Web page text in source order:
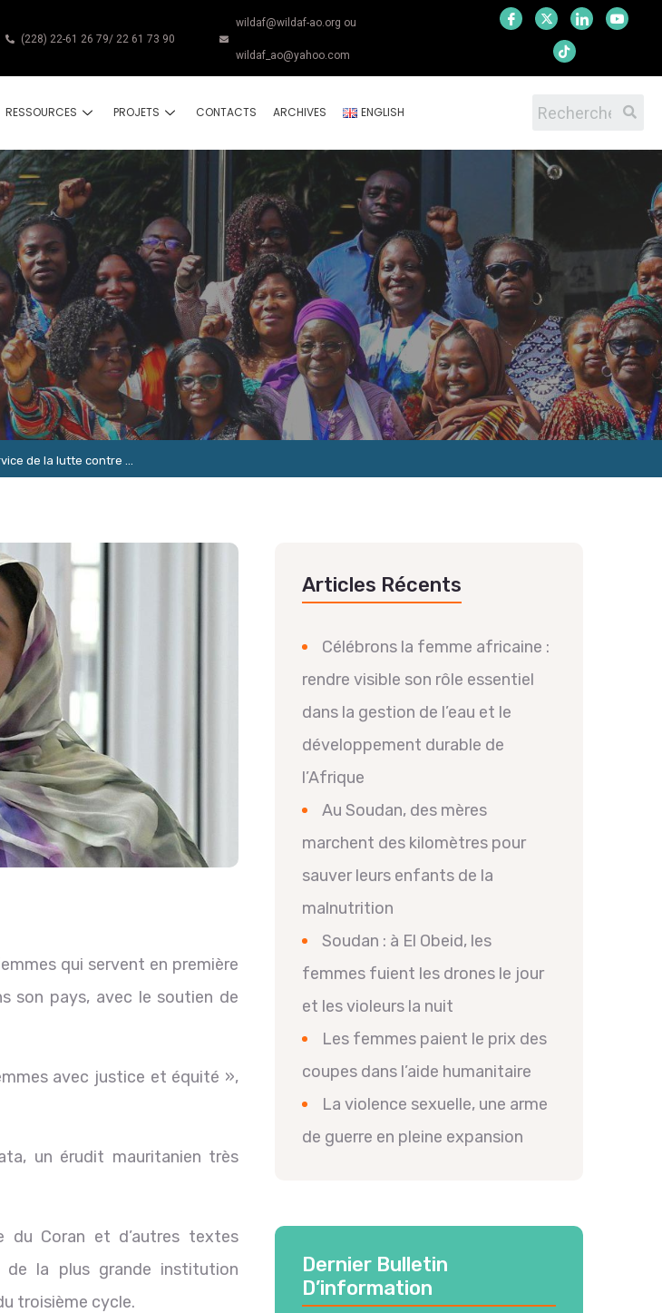
(228) 22-61 26 79/ 22 61 73 90
wildaf@wildaf-ao.org ou
wildaf_ao@yahoo.com
RESSOURCES PROJETS CONTACTS ARCHIVES ENGLISH
de la lutte contre ...
qui servent en première
son pays, avec le soutien de
avec justice et équité »,
un érudit mauritanien très
du Coran et d’autres textes
de la plus grande institution
troisième cycle.
Articles Récents
Célébrons la femme africaine :
rendre visible son rôle essentiel
dans la gestion de l’eau et le
développement durable de
l’Afrique
Au Soudan, des mères
marchent des kilomètres pour
sauver leurs enfants de la
malnutrition
Soudan : à El Obeid, les
femmes fuient les drones le jour
et les violeurs la nuit
Les femmes paient le prix des
coupes dans l’aide humanitaire
La violence sexuelle, une arme
de guerre en pleine expansion
Dernier Bulletin
D’information